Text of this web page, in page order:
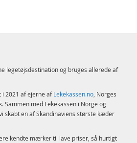
LEGO
legetøjsdestination og bruges allerede af
i 2021 af ejerne afLekekassen.no, Norges
Sammen med Lekekassen i Norge og
skabt en af Skandinaviens største kæder
kendte mærker til lave priser, så hurtigt